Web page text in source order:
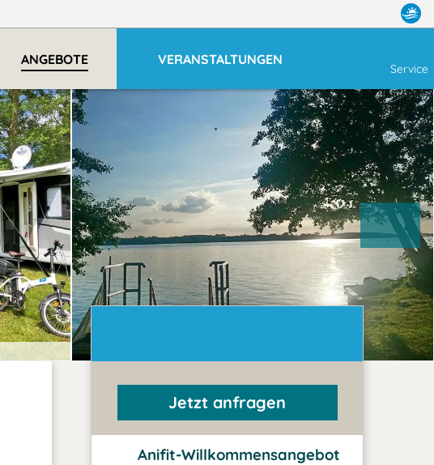
ANGEBOTE VERANSTALTUNGEN
Service
Jetzt anfragen
Anifit-Willkommensangebot